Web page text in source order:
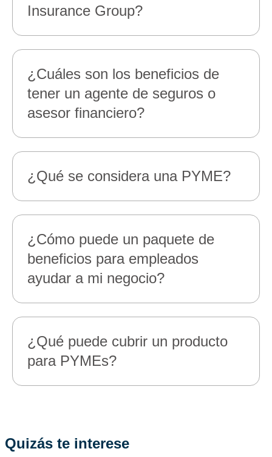
Insurance Group?
¿Cuáles son los beneficios de
tener un agente de seguros o
asesor financiero?
¿Qué se considera una PYME?
¿Cómo puede un paquete de
beneficios para empleados
ayudar a mi negocio?
¿Qué puede cubrir un producto
para PYMEs?
Quizás te interese